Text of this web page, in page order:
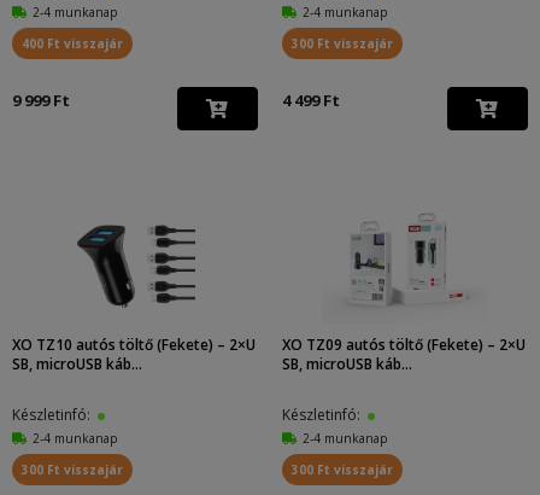
2-4 munkanap
400 Ft visszajár
9 999 Ft
2-4 munkanap
300 Ft visszajár
4 499 Ft
XO TZ10 autós töltő (Fekete) – 2×U
SB, microUSB káb...
Készletinfó:
2-4 munkanap
300 Ft visszajár
XO TZ09 autós töltő (Fekete) – 2×U
SB, microUSB káb...
Készletinfó:
2-4 munkanap
300 Ft visszajár